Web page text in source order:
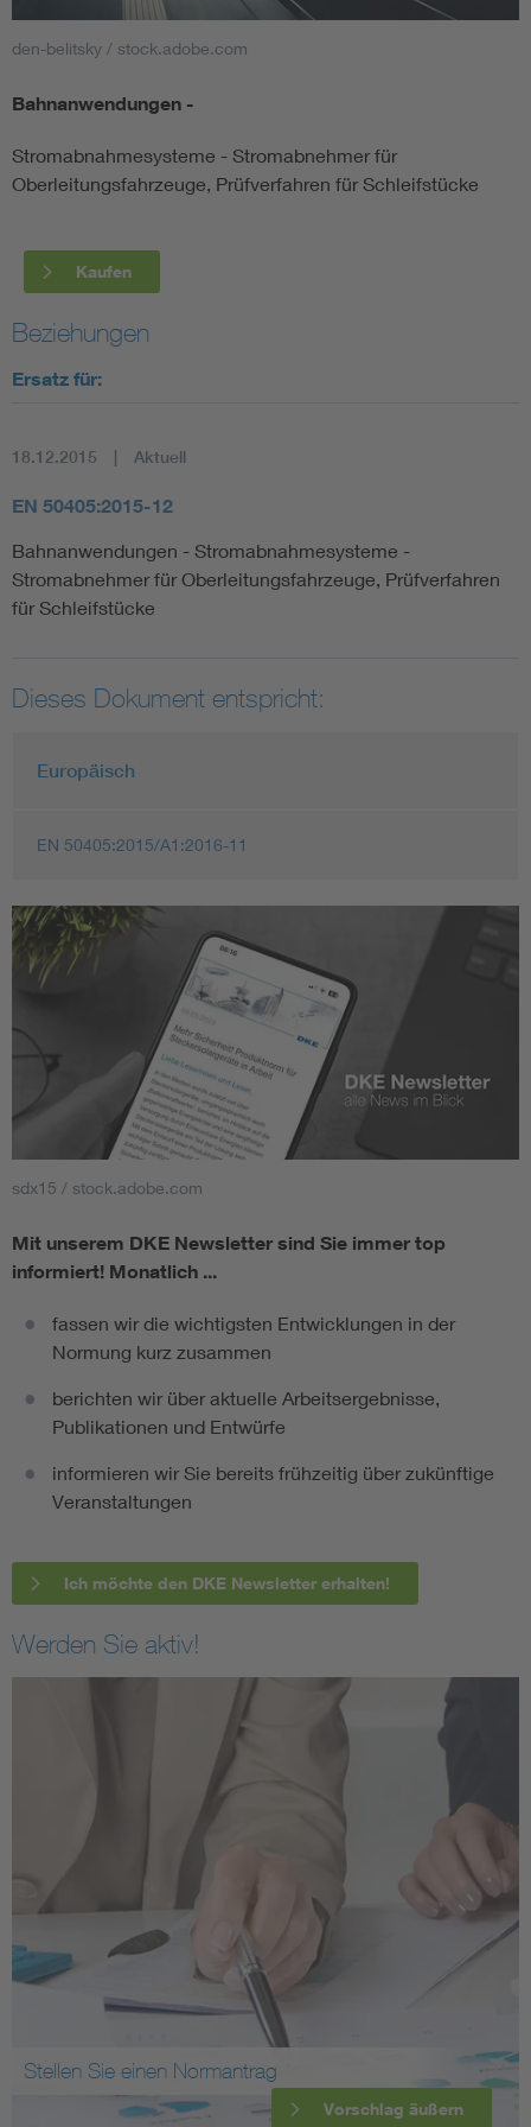
Smart Cities
DKE Fachinformationen im Kontext der Normung
Blitzschutz: DIN EN 62305 in der Übersicht
DIN VDE 0100 für sichere Elektroinstallationen
Elektrofachkraft (EFK)
den-belitsky / stock.adobe.com
Bahnanwendungen -
Stromabnahmesysteme - Stromabnehmer für
Oberleitungsfahrzeuge, Prüfverfahren für Schleifstücke
Kaufen
Beziehungen
Ersatz für:
18.12.2015 Aktuell
EN 50405:2015-12
Bahnanwendungen - Stromabnahmesysteme -
Stromabnehmer für Oberleitungsfahrzeuge, Prüfverfahren
für Schleifstücke
Dieses Dokument entspricht:
Europäisch
EN 50405:2015/A1:2016-11
sdx15 / stock.adobe.com
Mit unserem DKE Newsletter sind Sie immer top
informiert! Monatlich ...
fassen wir die wichtigsten Entwicklungen in der
Normung kurz zusammen
berichten wir über aktuelle Arbeitsergebnisse,
Publikationen und Entwürfe
informieren wir Sie bereits frühzeitig über zukünftige
Veranstaltungen
Ich möchte den DKE Newsletter erhalten!
Werden Sie aktiv!
Stellen Sie einen Normantrag
Vorschlag äußern